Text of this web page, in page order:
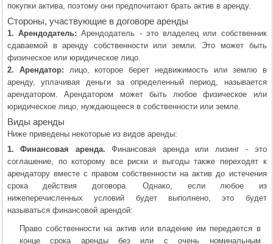
покупки актива, поэтому они предпочитают брать актив в аренду.
Стороны, участвующие в договоре аренды
1. Арендодатель: Арендодатель - это владелец или собственник
сдаваемой в аренду собственности или земли. Это может быть
физическое или юридическое лицо.
2. Арендатор: лицо, которое берет недвижимость или землю в
аренду, уплачивая деньги за определенный период, называется
арендатором. Арендатором может быть любое физическое или
юридическое лицо, нуждающееся в собственности или земле.
Виды аренды
Ниже приведены некоторые из видов аренды:
1. Финансовая аренда. Финансовая аренда или лизинг - это
соглашение, по которому все риски и выгоды также переходят к
арендатору вместе с правом собственности на актив до истечения
срока действия договора. Однако, если любое из
нижеперечисленных условий будет выполнено, это будет
называться финансовой арендой:
Право собственности на актив или владение им передается в
конце срока аренды без или с очень номинальным